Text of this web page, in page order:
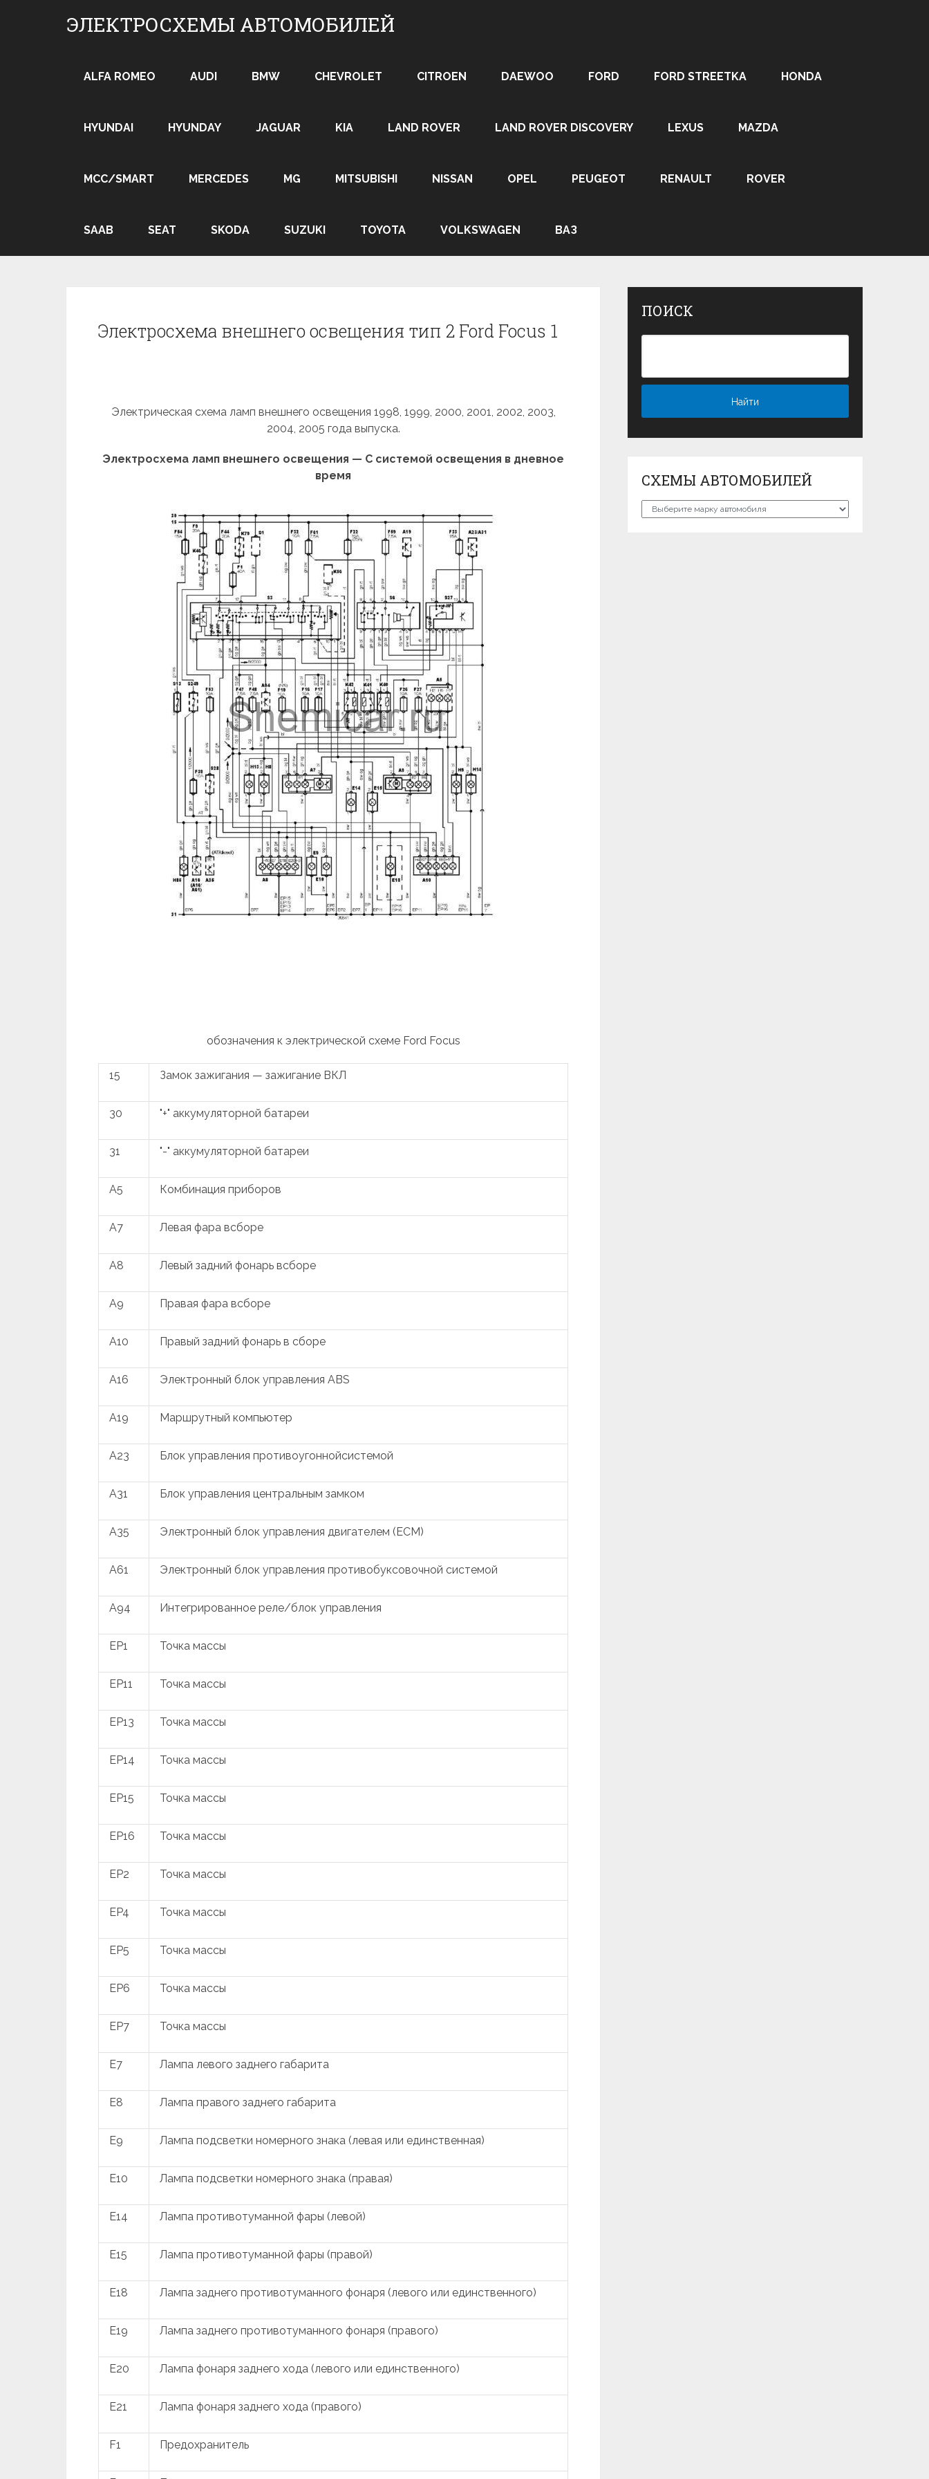
ЭЛЕКТРОСХЕМЫ АВТОМОБИЛЕЙ
ALFA ROMEO AUDI BMW CHEVROLET CITROEN DAEWOO FORD FORD STREETKA HONDA
HYUNDAI HYUNDAY JAGUAR KIA LAND ROVER LAND ROVER DISCOVERY LEXUS MAZDA
MCC/SMART MERCEDES MG MITSUBISHI NISSAN OPEL PEUGEOT RENAULT ROVER
SAAB SEAT SKODA SUZUKI TOYOTA VOLKSWAGEN ВАЗ
Электросхема внешнего освещения тип 2 Ford Focus 1
Электрическая схема ламп внешнего освещения 1998, 1999, 2000, 2001, 2002, 2003,
2004, 2005 года выпуска.
Электросхема ламп внешнего освещения — С системой освещения в дневное
время
обозначения к электрической схеме Ford Focus
15 Замок зажигания — зажигание ВКЛ
30 "+" аккумуляторной батареи
31 "-" аккумуляторной батареи
A5 Комбинация приборов
A7 Левая фара всборе
A8 Левый задний фонарь всборе
A9 Правая фара всборе
A10 Правый задний фонарь в сборе
A16 Электронный блок управления ABS
A19 Маршрутный компьютер
A23 Блок управления противоугоннойсистемой
A31 Блок управления центральным замком
A35 Электронный блок управления двигателем (ECM)
A61 Электронный блок управления противобуксовочной системой
A94 Интегрированное реле/блок управления
EP1 Точка массы
EP11 Точка массы
EP13 Точка массы
EP14 Точка массы
EP15 Точка массы
EP16 Точка массы
EP2 Точка массы
EP4 Точка массы
EP5 Точка массы
EP6 Точка массы
EP7 Точка массы
E7 Лампа левого заднего габарита
E8 Лампа правого заднего габарита
E9 Лампа подсветки номерного знака (левая или единственная)
E10 Лампа подсветки номерного знака (правая)
E14 Лампа противотуманной фары (левой)
E15 Лампа противотуманной фары (правой)
E18 Лампа заднего противотуманного фонаря (левого или единственного)
E19 Лампа заднего противотуманного фонаря (правого)
E20 Лампа фонаря заднего хода (левого или единственного)
E21 Лампа фонаря заднего хода (правого)
F1 Предохранитель
ПОИСК
СХЕМЫ АВТОМОБИЛЕЙ
Схемы